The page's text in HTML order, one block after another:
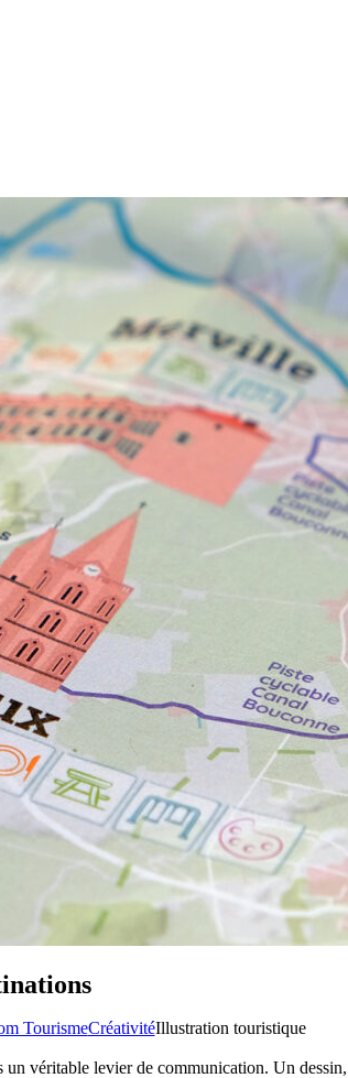
TourismeCréativitéIllustration touristique
un véritable levier de communication. Un